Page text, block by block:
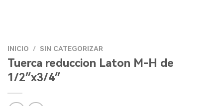
INICIO / SIN CATEGORIZAR
Tuerca reduccion Laton M-H de
1/2″x3/4″